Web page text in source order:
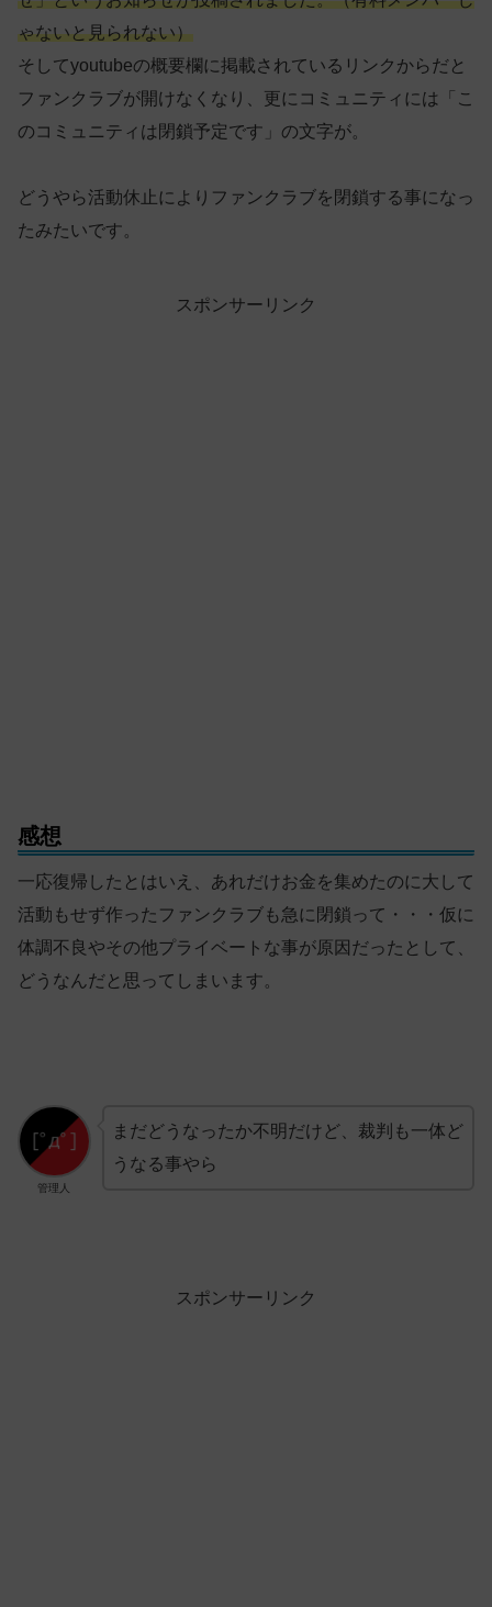
ゃないと見られない）
そしてyoutubeの概要欄に掲載されているリンクからだと
ファンクラブが開けなくなり、更にコミュニティには「こ
のコミュニティは閉鎖予定です」の文字が。
どうやら活動休止によりファンクラブを閉鎖する事になっ
たみたいです。
スポンサーリンク
感想
一応復帰したとはいえ、あれだけお金を集めたのに大して
活動もせず作ったファンクラブも急に閉鎖って・・・仮に
体調不良やその他プライベートな事が原因だったとして、
どうなんだと思ってしまいます。
管理人
まだどうなったか不明だけど、裁判も一体ど
うなる事やら
スポンサーリンク